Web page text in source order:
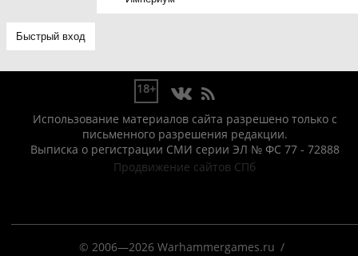
18+
Использование материалов сайта разрешено только с
письменного разрешения редакции.
Выписка о регистрации СМИ серии ЭЛ № ФС 77 - 72888
Продвижение сайтов СПб
© 2006—2026 Warhammergames.ru